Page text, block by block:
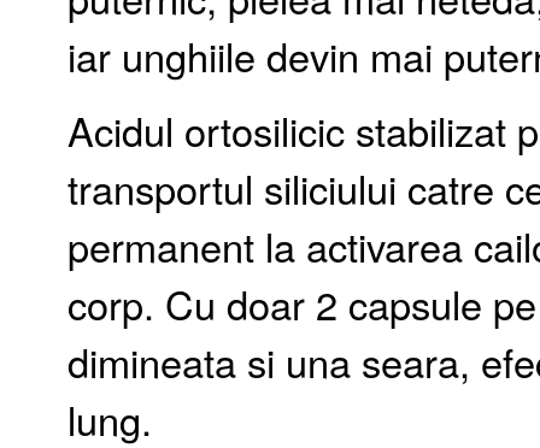
iar unghiile devin mai
Acidul ortosilicic stabilizat
transportul siliciului catre
permanent la activarea
corp. Cu doar 2 capsule
dimineata si una seara,
lung.